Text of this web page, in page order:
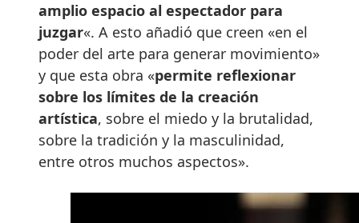
amplio espacio al espectador para
juzgar«. A esto añadió que creen «en el
poder del arte para generar movimiento»
y que esta obra «permite reflexionar
sobre los límites de la creación
artística, sobre el miedo y la brutalidad,
sobre la tradición y la masculinidad,
entre otros muchos aspectos».